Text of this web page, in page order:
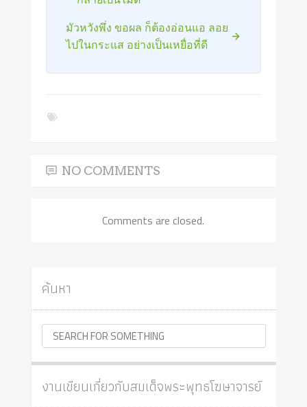
มัวหวังพึ่ง ขอผล ก็ต้องอ่อนแอ ลอย
ไปในกระแส อย่างเป็นเหยื่อที่ดี
NO COMMENTS
Comments are closed.
ค้นหา
งานเขียนเกี่ยวกับสมเด็จพระพุทธโฆษาจารย์